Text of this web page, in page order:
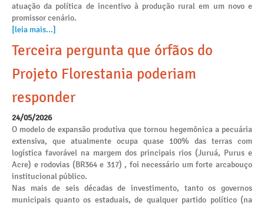
atuação da política de incentivo à produção rural em um novo e
promissor cenário.
[leia mais...]
Terceira pergunta que órfãos do
Projeto Florestania poderiam
responder
24/05/2026
O modelo de expansão produtiva que tornou hegemônica a pecuária
extensiva, que atualmente ocupa quase 100% das terras com
logística favorável na margem dos principais rios (Juruá, Purus e
Acre) e rodovias (BR364 e 317) , foi necessário um forte arcabouço
institucional público.
Nas mais de seis décadas de investimento, tanto os governos
municipais quanto os estaduais, de qualquer partido político (na